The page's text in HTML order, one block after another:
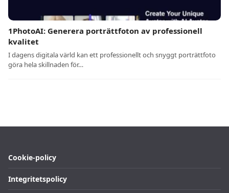
1PhotoAI: Generera porträttfoton av professionell
kvalitet
I dagens digitala värld kan ett professionellt och snyggt porträttfoto
göra hela skillnaden för…
Cookie-policy
Integritetspolicy